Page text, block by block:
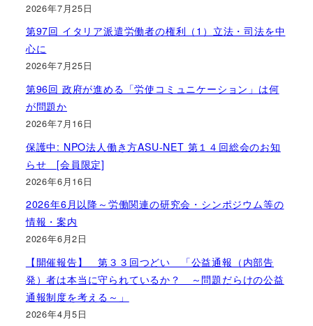
2026年7月25日
第97回 イタリア派遣労働者の権利（1）立法・司法を中
心に
2026年7月25日
第96回 政府が進める「労使コミュニケーション」は何
が問題か
2026年7月16日
保護中: NPO法人働き方ASU-NET 第１４回総会のお知
らせ [会員限定]
2026年6月16日
2026年6月以降～労働関連の研究会・シンポジウム等の
情報・案内
2026年6月2日
【開催報告】 第３３回つどい 「公益通報（内部告
発）者は本当に守られているか？ ～問題だらけの公益
通報制度を考える～」
2026年4月5日